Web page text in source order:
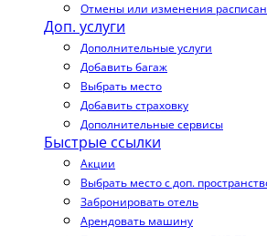
Отмены или изменения
Доп. услуги
Дополнительные услуги
Добавить багаж
Выбрать место
Добавить страховку
Дополнительные сервисы
Быстрые ссылки
Акции
Выбрать место с доп.
Забронировать отель
Арендовать машину